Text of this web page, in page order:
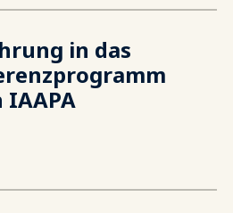
in das
IAAPA